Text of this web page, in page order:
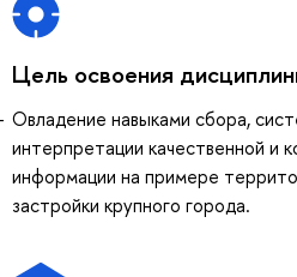
Цель освоения
Овладение навыками сбора,
интерпретации качественной и
информации на примере
застройки крупного города.